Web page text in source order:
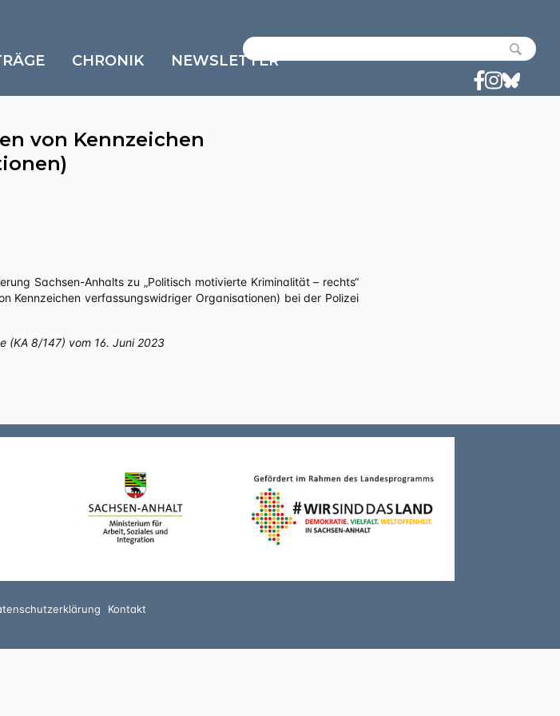
CHRONIK NEWSLETTER
von Kennzeichen
Sachsen-Anhalts zu „Politisch motivierte Kriminalität – rechts“
Kennzeichen verfassungswidriger Organisationen) bei der Polizei
(KA 8/147) vom 16. Juni 2023
Kontakt